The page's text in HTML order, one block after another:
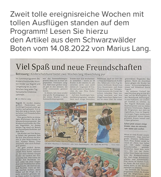
Zweit tolle ereignisreiche Wochen mit
tollen Ausflügen standen auf dem
Programm! Lesen Sie hierzu
den Artikel aus dem Schwarzwälder
Boten vom 14.08.2022 von Marius Lang.
Foto:Disney Enterprises